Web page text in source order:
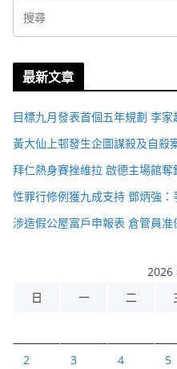
最新文章
目標九月發表首個五年規劃 李
黃大仙上邨發生企圖謀殺及自殺
拜仁熱身賽挫維拉 啟德主場館奪
性罪行修例獲九成支持 鄧炳強
涉造假公屋富戶申報表 倉管員准
2026
日
一 二
2 3 4 5